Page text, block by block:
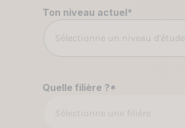
Ton niveau actuel*
Sélectionne un niveau d’étude
Quelle filière ?*